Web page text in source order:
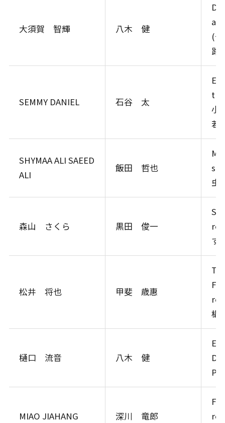
大須賀 智輝 八木 健
(
路
SEMMY DANIEL 石谷 太
小
若
SHYMAA ALI SAEED
ALI
飯田 哲也
虫
森山 さくら 黒田 俊一
す
松井 将也 甲斐 歳惠
構)
樋口 流音 八木 健
MIAO JIAHANG 深川 竜郎